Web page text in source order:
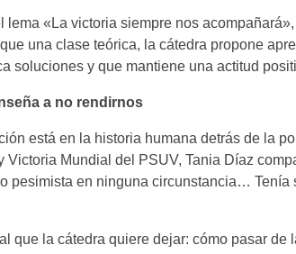
lema «La victoria siempre nos
una clase teórica, la cátedra propone
soluciones y que mantiene una actitud
a no rendirnos
está en la historia humana detrás de la
Victoria Mundial del PSUV, Tania Díaz
pesimista en ninguna circunstancia…
que la cátedra quiere dejar: cómo pasar